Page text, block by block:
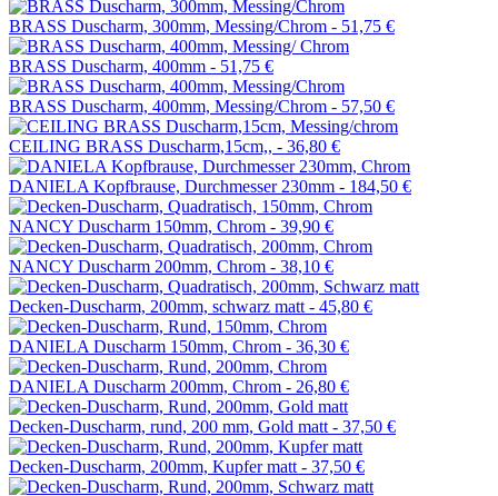
BRASS Duscharm, 300mm, Messing/Chrom - 51,75 €
BRASS Duscharm, 400mm - 51,75 €
BRASS Duscharm, 400mm, Messing/Chrom - 57,50 €
CEILING BRASS Duscharm,15cm,, - 36,80 €
DANIELA Kopfbrause, Durchmesser 230mm - 184,50 €
NANCY Duscharm 150mm, Chrom - 39,90 €
NANCY Duscharm 200mm, Chrom - 38,10 €
Decken-Duscharm, 200mm, schwarz matt - 45,80 €
DANIELA Duscharm 150mm, Chrom - 36,30 €
DANIELA Duscharm 200mm, Chrom - 26,80 €
Decken-Duscharm, rund, 200 mm, Gold matt - 37,50 €
Decken-Duscharm, 200mm, Kupfer matt - 37,50 €